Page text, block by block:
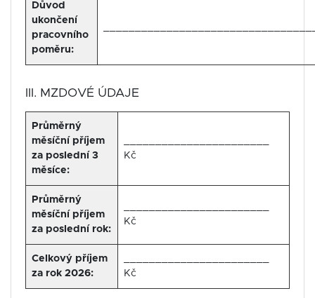
Důvod
ukončení
pracovního
poměru:
III. MZDOVÉ ÚDAJE
Průměrný
měsíční příjem
za poslední 3
měsíce:
Kč
Průměrný
měsíční příjem
za poslední rok:
Kč
Celkový příjem
za rok 2026:
Kč